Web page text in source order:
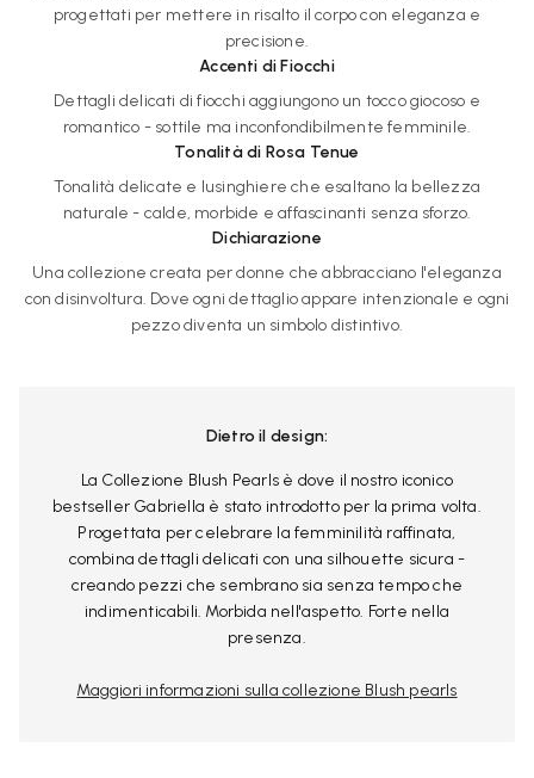
progettati per mettere in risalto il corpo con eleganza e
precisione.
Accenti di Fiocchi
Dettagli delicati di fiocchi aggiungono un tocco giocoso e
romantico - sottile ma inconfondibilmente femminile.
Tonalità di Rosa Tenue
Tonalità delicate e lusinghiere che esaltano la bellezza
naturale - calde, morbide e affascinanti senza sforzo.
Dichiarazione
Una collezione creata per donne che abbracciano l'eleganza
con disinvoltura. Dove ogni dettaglio appare intenzionale e ogni
pezzo diventa un simbolo distintivo.
Dietro il design:
La Collezione Blush Pearls è dove il nostro iconico
bestseller Gabriella è stato introdotto per la prima volta.
Progettata per celebrare la femminilità raffinata,
combina dettagli delicati con una silhouette sicura -
creando pezzi che sembrano sia senza tempo che
indimenticabili. Morbida nell'aspetto. Forte nella
presenza.
Maggiori informazioni sulla collezione Blush pearls